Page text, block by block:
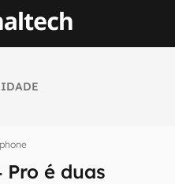
Pro é duas
em primeira